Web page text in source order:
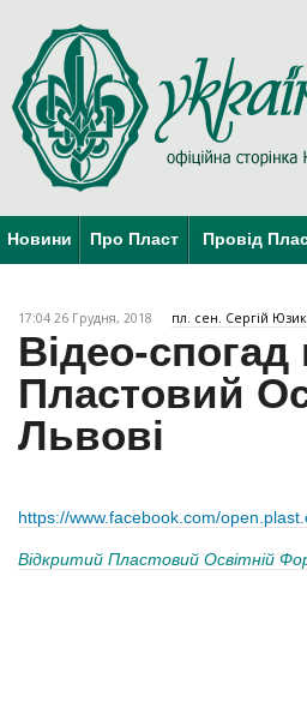
Новини Про Пласт Провід
17:04 26 Грудня, 2018 пл. сен. Сергій
Відео-
Пластовий
Львові
https://www.facebook.com/
Відкритий Пластовий Освітній